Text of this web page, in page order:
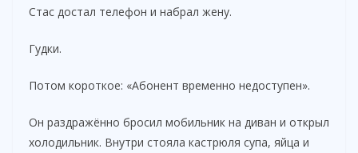
Стас достал телефон и набрал жену.
Гудки.
Потом короткое: «Абонент временно недоступен».
Он раздражённо бросил мобильник на диван и открыл
холодильник. Внутри стояла кастрюля супа, яйца и